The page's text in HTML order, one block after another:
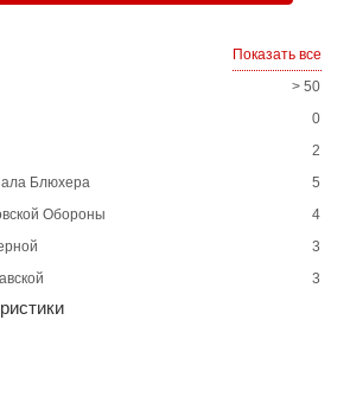
Показать все
> 50
0
2
Блюхера
5
Обороны
4
3
3